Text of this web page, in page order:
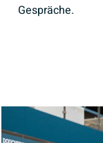
Gespräche.